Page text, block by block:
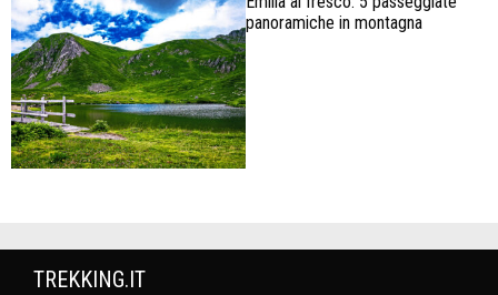
panoramiche in montagna
TREKKING.IT